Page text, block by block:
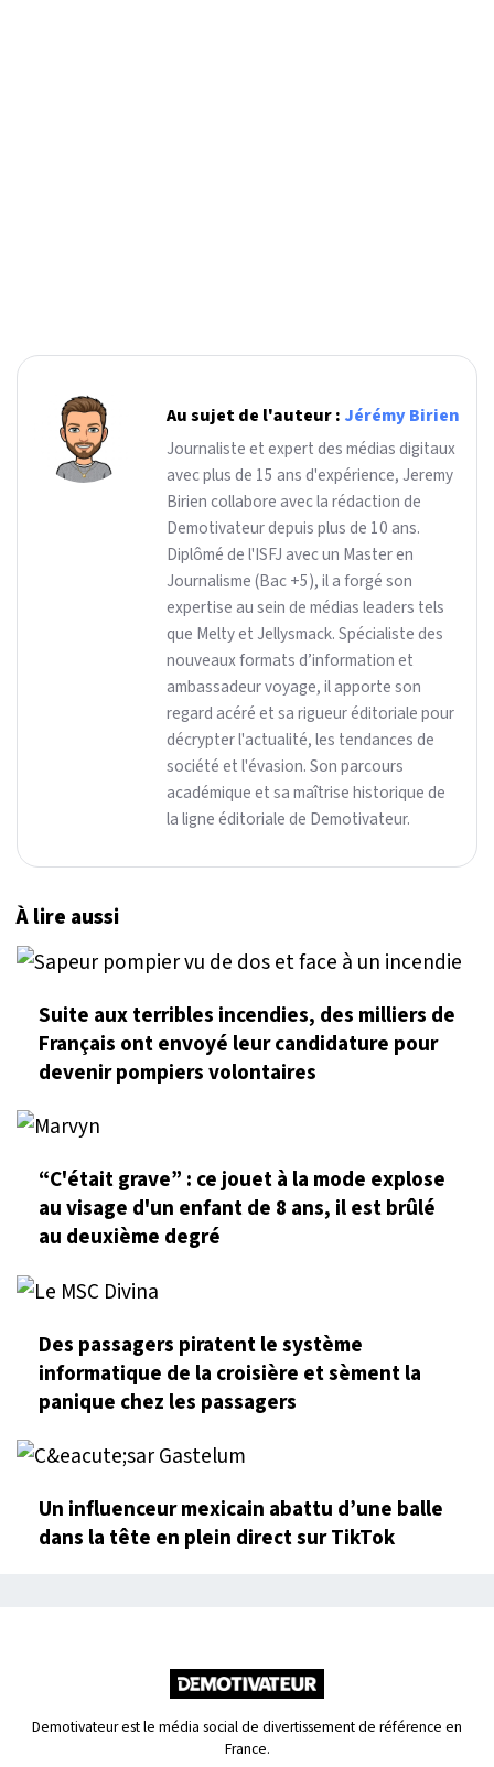
Au sujet de l'auteur : Jérémy Birien
Journaliste et expert des médias digitaux
avec plus de 15 ans d'expérience, Jeremy
Birien collabore avec la rédaction de
Demotivateur depuis plus de 10 ans.
Diplômé de l'ISFJ avec un Master en
Journalisme (Bac +5), il a forgé son
expertise au sein de médias leaders tels
que Melty et Jellysmack. Spécialiste des
nouveaux formats d’information et
ambassadeur voyage, il apporte son
regard acéré et sa rigueur éditoriale pour
décrypter l'actualité, les tendances de
société et l'évasion. Son parcours
académique et sa maîtrise historique de
la ligne éditoriale de Demotivateur.
À lire aussi
Suite aux terribles incendies, des milliers de
Français ont envoyé leur candidature pour
devenir pompiers volontaires
“C'était grave” : ce jouet à la mode explose
au visage d'un enfant de 8 ans, il est brûlé
au deuxième degré
Des passagers piratent le système
informatique de la croisière et sèment la
panique chez les passagers
Un influenceur mexicain abattu d’une balle
dans la tête en plein direct sur TikTok
Demotivateur est le média social de divertissement de référence en
France.